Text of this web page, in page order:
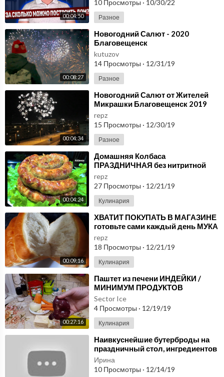
00:04:50
10 Просмотры · 10/30/22
Разное
00:08:27
⁣Новогодний Салют - 2020
Благовещенск
kutuzov
14 Просмотры · 12/31/19
Разное
00:04:34
⁣Новогодний Салют от Жителей
Микрашки Благовещенск 2019
repz
15 Просмотры · 12/30/19
Разное
00:04:24
⁣Домашняя Колбаса
ПРАЗДНИЧНАЯ без нитритной
соли. Эту колбасу обожают все!
Минимум ингредиентов.
repz
27 Просмотры · 12/21/19
Кулинария
00:09:16
⁣ХВАТИТ ПОКУПАТЬ В МАГАЗИНЕ
готовьте сами каждый день МУКА
ВОДА СОЛЬ и минимум времени
Домашний ХЛЕБ
repz
18 Просмотры · 12/21/19
Кулинария
00:27:16
⁣Паштет из печени ИНДЕЙКИ /
МИНИМУМ ПРОДУКТОВ
МАКСИМУМ УДОВОЛЬСТВИЯ
Sector Ice
4 Просмотры · 12/19/19
Кулинария
⁣Наивкуснейшие бутерброды на
праздничный стол, ингредиентов
минимум, удовольствия
максимум.
Ирина
10 Просмотры · 12/14/19